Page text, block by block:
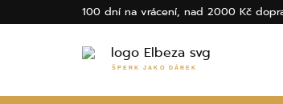
100 dní na vrácení, nad 2000 Kč
ŠPERK JAKO DÁREK